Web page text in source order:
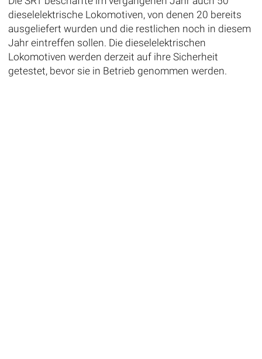
dieselelektrische Lokomotiven, von denen 20 bereits
ausgeliefert wurden und die restlichen noch in diesem
Jahr eintreffen sollen. Die dieselelektrischen
Lokomotiven werden derzeit auf ihre Sicherheit
getestet, bevor sie in Betrieb genommen werden.